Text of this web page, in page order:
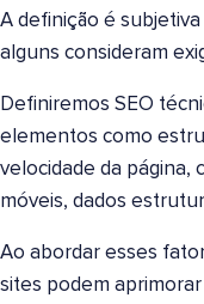
A definição é
alguns consideram
Definiremos SEO
elementos como
velocidade da página,
móveis, dados
Ao abordar esses
sites podem